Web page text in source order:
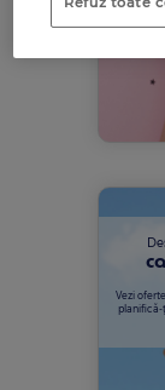
Vezi
planifică-